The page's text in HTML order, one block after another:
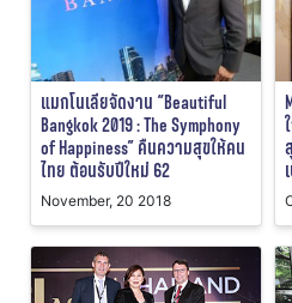
แมกโนเลียจัดงาน “Beautiful
Bangkok 2019 : The Symphony
of Happiness” คืนความสุขให้คน
ไทย ต้อนรับปีใหม่ 62
November, 20 2018